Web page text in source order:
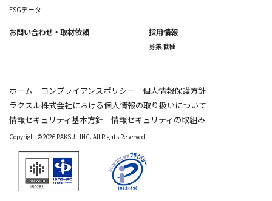
ESGデータ
お問い合わせ ・取材依頼 採用情報
募集職種
ホーム コンプライアンスポリシー
個人情報保護方針
ラクスル株式会社における個人情報の取り扱いについて
情報セキュリティ基本方針
情報セキュリティの取組み
Copyright © 2026 RAKSUL INC. All Rights Reserved.